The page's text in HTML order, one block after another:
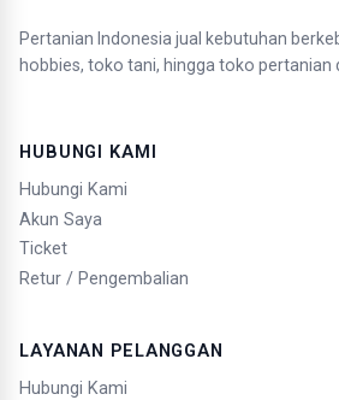
Pertanian Indonesia jual kebutuhan
hobbies, toko tani, hingga toko pertanian
HUBUNGI KAMI
Hubungi Kami
Akun Saya
Ticket
Retur / Pengembalian
LAYANAN PELANGGAN
Hubungi Kami